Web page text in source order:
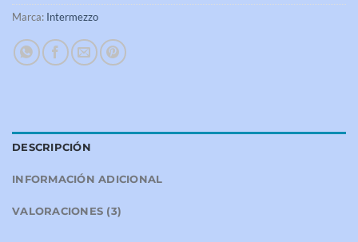
Marca: Intermezzo
DESCRIPCIÓN
INFORMACIÓN ADICIONAL
VALORACIONES (3)